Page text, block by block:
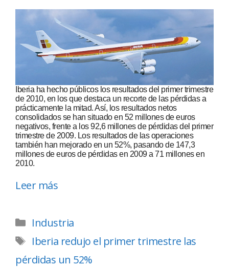
Iberia ha hecho públicos los resultados del primer trimestre
de 2010, en los que destaca un recorte de las pérdidas a
prácticamente la mitad. Así, los resultados netos
consolidados se han situado en 52 millones de euros
negativos, frente a los 92,6 millones de pérdidas del primer
trimestre de 2009. Los resultados de las operaciones
también han mejorado en un 52%, pasando de 147,3
millones de euros de pérdidas en 2009 a 71 millones en
2010.
Leer más
Industria
Iberia redujo el primer trimestre las
pérdidas un 52%